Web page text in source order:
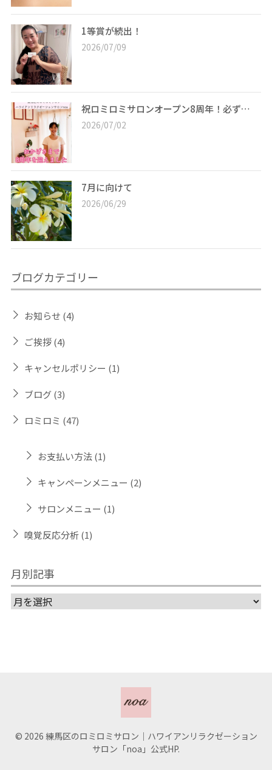
1等賞が続出！
2026/07/09
祝ロミロミサロンオープン8周年！必ず…
2026/07/02
7月に向けて
2026/06/29
ブログカテゴリー
お知らせ (4)
ご挨拶(4)
キャンセルポリシー (1)
ブログ(3)
ロミロミ (47)
お支払い方法(1)
キャンペーンメニュー (2)
サロンメニュー (1)
嗅覚反応分析(1)
月別記事
© 2026 練馬区のロミロミサロン｜ハワイアンリラクゼーション
サロン「noa」公式HP.